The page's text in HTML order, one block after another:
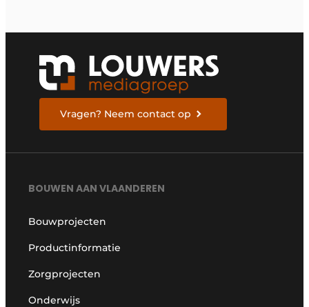
Vragen? Neem contact op
BOUWEN AAN VLAANDEREN
Bouwprojecten
Productinformatie
Zorgprojecten
Onderwijs